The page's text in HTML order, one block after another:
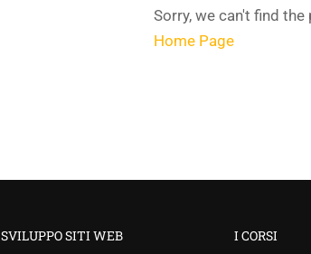
Sorry, we can't find
Home Page
SVILUPPO SITI WEB I CORSI